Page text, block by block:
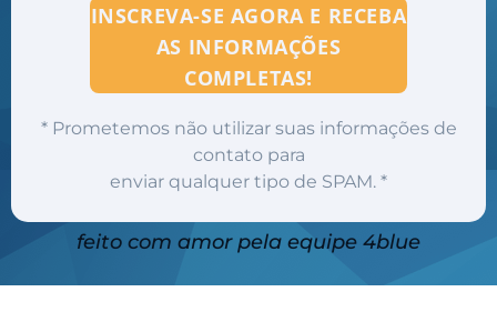
feito com amor pela equipe 4blue
INSCREVA-SE AGORA E RECEBA
AS INFORMAÇÕES
COMPLETAS!
* Prometemos não utilizar suas informações de
contato para
enviar qualquer tipo de SPAM. *